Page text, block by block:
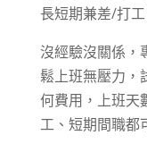
長短期兼差/打
沒經驗沒關係，
鬆上班無壓力，
何費用，上班天
工、短期間職都